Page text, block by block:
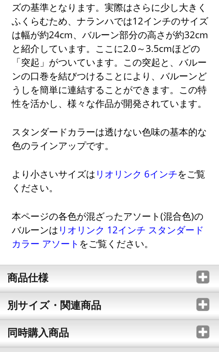
ズの基準となります。実際はさらに少し大きく
ふくらむため、ナランハでは12インチのサイズ
は幅が約24cm、バルーン部分の高さが約32cm
と紹介しています。ここに2.0～3.5cmほどの
「突起」がついています。この突起と、バルー
ンの口巻を結びつけることにより、バルーンど
うしを簡単に連結することができます。この特
性を活かし、様々な作品が開発されています。
スタンダードカラーは透けない色味の基本的な
色のラインアップです。
より小さいサイズは リオリンク 6インチをご覧
ください。
本ページの各色が混ざったアソート(混合色)の
バルーンは リオリンク 12インチ スタンダード
カラー アソート をご覧ください。
商品仕様
別サイズ・関連商品
同時購入商品